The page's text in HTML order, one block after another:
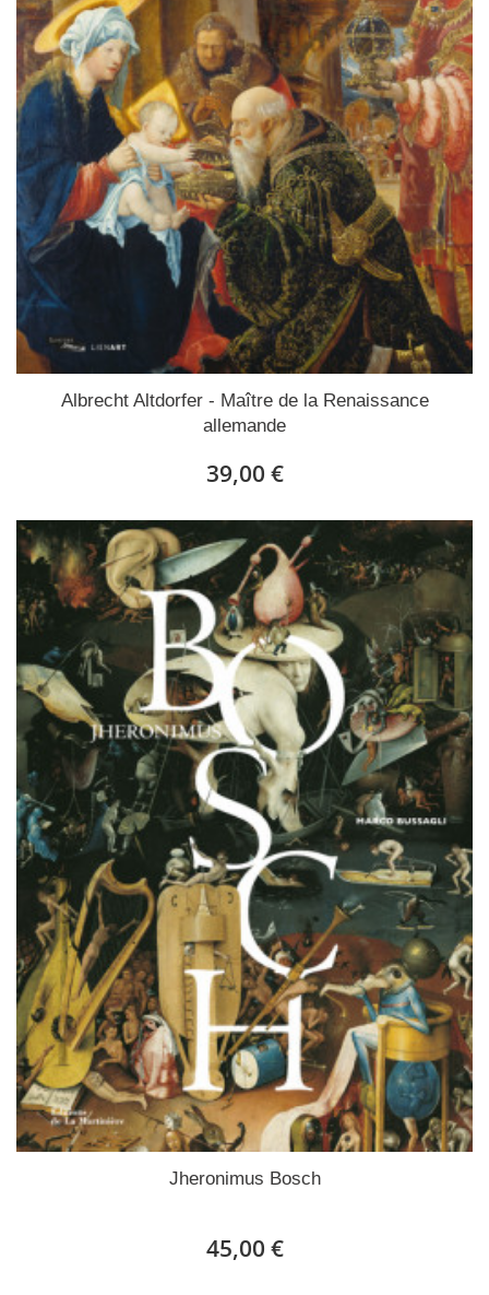
Albrecht Altdorfer - Maître de la Renaissance
allemande
39,00 €
Jheronimus Bosch
45,00 €